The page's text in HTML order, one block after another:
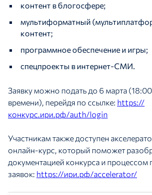
контент в блогосфере;
мультиформатный
контент;
программное обеспечение и игры;
спецпроекты в интернет-СМИ.
Заявку можно подать до 6 марта
времени), перейдя по ссылке: https://
конкурс.ири.рф/auth/login
Участникам также доступен
онлайн-курс, который поможет
документацией конкурса и процессом
заявок: https://ири.рф/accelerator/